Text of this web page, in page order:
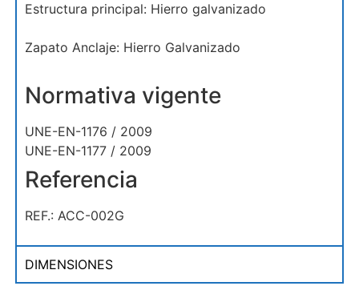
Estructura principal: Hierro galvanizado
Zapato Anclaje: Hierro Galvanizado
Normativa vigente
UNE-EN-1176 / 2009
UNE-EN-1177 / 2009
Referencia
REF.: ACC-002G
DIMENSIONES